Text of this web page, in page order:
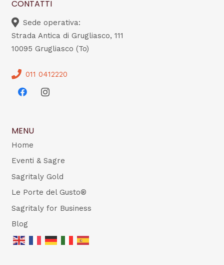
CONTATTI
Sede operativa:
Strada Antica di Grugliasco, 111
10095 Grugliasco (To)
011 0412220
MENU
Home
Eventi & Sagre
Sagritaly Gold
Le Porte del Gusto®
Sagritaly for Business
Blog